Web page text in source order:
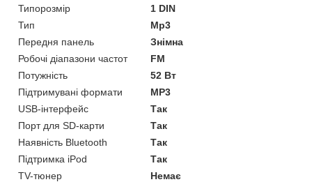
Типорозмір
1 DIN
Тип
Mp3
Передня панель
Знімна
Робочі діапазони частот
FM
Потужність
52 Вт
Підтримувані формати
MP3
USB-інтерфейс
Так
Порт для SD-карти
Так
Наявність Bluetooth
Так
Підтримка iPod
Так
TV-тюнер
Немає